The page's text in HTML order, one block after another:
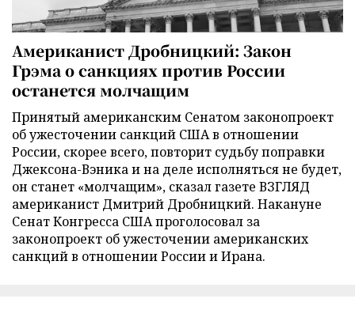
Американист Дробницкий: Закон
Грэма о санкциях против России
останется молчащим
Принятый американским Сенатом законопроект
об ужесточении санкций США в отношении
России, скорее всего, повторит судьбу поправки
Джексона-Вэника и на деле исполняться не будет,
он станет «молчащим», сказал газете ВЗГЛЯД
американист Дмитрий Дробницкий. Накануне
Сенат Конгресса США проголосовал за
законопроект об ужесточении американских
санкций в отношении России и Ирана.